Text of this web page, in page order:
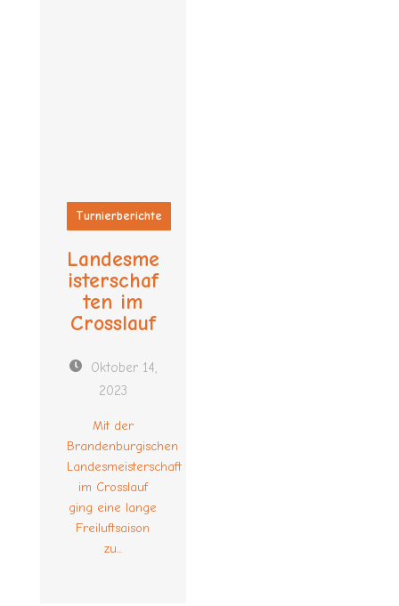
Turnierberichte
Landesme
isterschaf
ten im
Crosslauf
Oktober 14,
2023
Mit der
Brandenburgischen
Landesmeisterschaft
im Crosslauf
ging eine lange
Freiluftsaison
zu...